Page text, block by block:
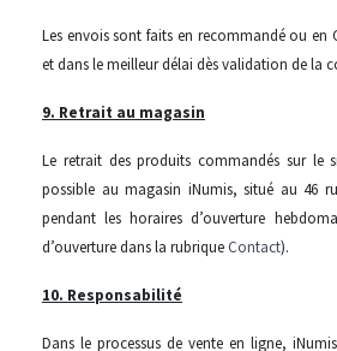
Les envois sont faits en recommandé ou en
et dans le meilleur délai dès validation de la
9. Retrait au magasin
Le retrait des produits commandés sur le
possible au magasin iNumis, situé au 46
pendant les horaires d’ouverture
d’ouverture dans la rubrique Contact).
10. Responsabilité
Dans le processus de vente en ligne,